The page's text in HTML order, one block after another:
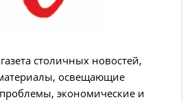
столичных новостей,
освещающие
экономические и